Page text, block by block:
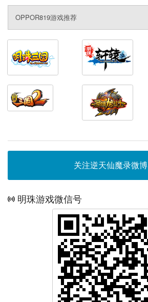
OPPOR819游戏推荐
关注逆天仙魔录微博
明珠游戏微信号